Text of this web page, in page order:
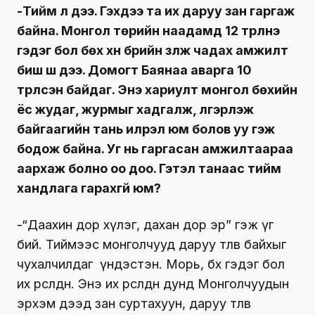
-Тийм л дээ. Гэхдээ та их даруу зан гаргаж
байна. Монгол төрийн наадамд 12 түрүүлнэ
гэдэг бол бөх хүн бүрийн үзүүлж чадах амжилт
биш шүү дээ. Домогт Баянаа аварга 10
түрүүлсэн байдаг. Энэ хариулт монгол бөхийн
ёс жудаг, журмыг хадгалж, үлгэрлэж
байгаагийн тань илрэл юм болов уу гэж
бодож байна. Уг нь гаргасан амжилтаараа
аархаж болно оо доо. Гэтэл танаас тийм
хандлага гарахгүй юм?
-“Даахин дор хүлэг, дахан дор эр” гэж үг
бий. Тиймээс монголчууд даруу төлөв байхыг
чухалчилдаг үндэстэн. Морь, бөх гэдэг бол
их өрсөлдөөн. Энэ их өрсөлдөөн дунд Монголчуудын
эрхэм дээд зан суртахуун, даруу төлөв